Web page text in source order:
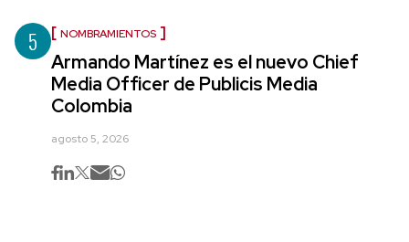
5 NOMBRAMIENTOS
Armando Martínez es el nuevo Chief
Media Officer de Publicis Media
Colombia
agosto 5, 2026